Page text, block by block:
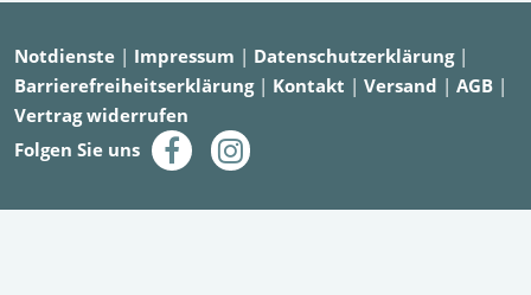
Notdienste | Impressum | Datenschutzerklärung|
Barrierefreiheitserklärung| Kontakt | Versand | AGB |
Vertrag widerrufen
Folgen Sie uns